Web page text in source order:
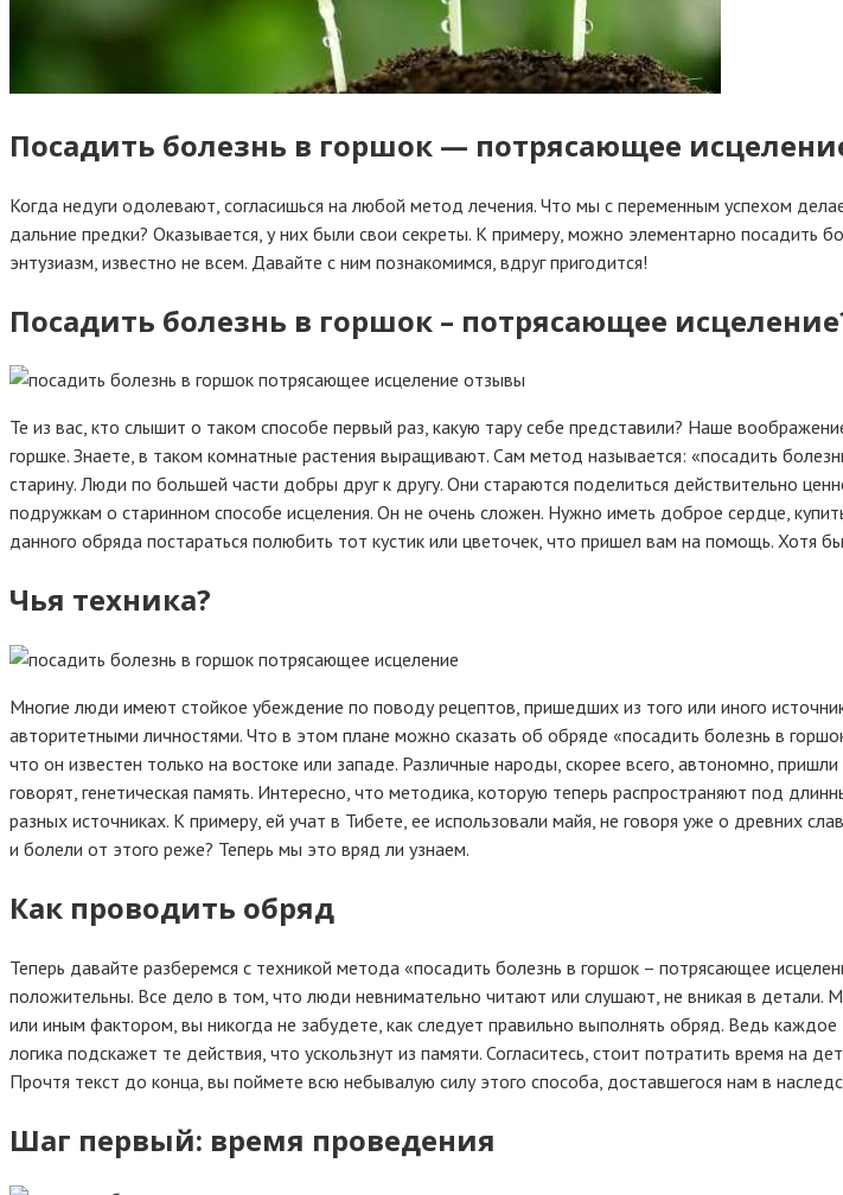
Посадить болезнь в горшок — потрясающее
Когда недуги одолевают, согласишься на любой метод лечения. Что мы с переменным успехом
дальние предки? Оказывается, у них были свои секреты. К примеру, можно элементарно
энтузиазм, известно не всем. Давайте с ним познакомимся, вдруг пригодится!
Посадить болезнь в горшок – потрясающее
Те из вас, кто слышит о таком способе первый раз, какую тару себе представили? Наше
горшке. Знаете, в таком комнатные растения выращивают. Сам метод называется: «посадить
старину. Люди по большей части добры друг к другу. Они стараются поделиться действительно
подружкам о старинном способе исцеления. Он не очень сложен. Нужно иметь доброе сердце,
данного обряда постараться полюбить тот кустик или цветочек, что пришел вам на помощь. Хотя
Чья техника?
Многие люди имеют стойкое убеждение по поводу рецептов, пришедших из того или иного
авторитетными личностями. Что в этом плане можно сказать об обряде «посадить болезнь в
что он известен только на востоке или западе. Различные народы, скорее всего, автономно,
говорят, генетическая память. Интересно, что методика, которую теперь распространяют под
разных источниках. К примеру, ей учат в Тибете, ее использовали майя, не говоря уже о древних
и болели от этого реже? Теперь мы это вряд ли узнаем.
Как проводить обряд
Теперь давайте разберемся с техникой метода «посадить болезнь в горшок – потрясающее
положительны. Все дело в том, что люди невнимательно читают или слушают, не вникая в
или иным фактором, вы никогда не забудете, как следует правильно выполнять обряд. Ведь
логика подскажет те действия, что ускользнут из памяти. Согласитесь, стоит потратить время
Прочтя текст до конца, вы поймете всю небывалую силу этого способа, доставшегося нам в
Шаг первый: время проведения